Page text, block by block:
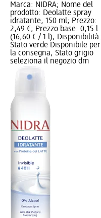
Marca: NIDRA; Nome del
prodotto: Deolatte spray
idratante, 150 ml; Prezzo:
2,49 €; Prezzo base: 0,15 l
(16,60 € / 1 l); Disponibilità:
Stato verde Disponibile per
la consegna, Stato grigio
seleziona il negozio dm